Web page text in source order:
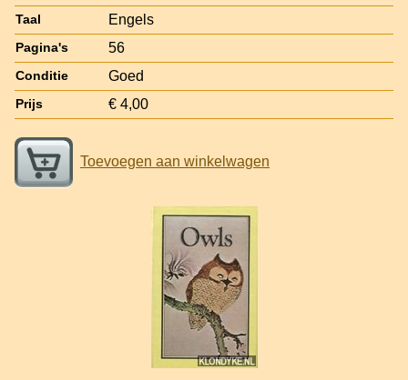
Taal Engels
Pagina's 56
Conditie Goed
Prijs € 4,00
Toevoegen aan winkelwagen